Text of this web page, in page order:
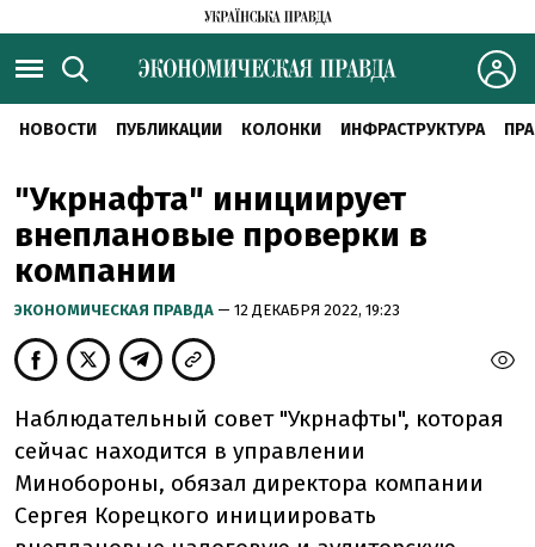
НОВОСТИ ПУБЛИКАЦИИ КОЛОНКИ ИНФРАСТРУКТУРА
"Укрнафта" инициирует
внеплановые проверки в
компании
ЭКОНОМИЧЕСКАЯ ПРАВДА — 12 ДЕКАБРЯ 2022, 19:23
Наблюдательный совет "Укрнафты", которая
сейчас находится в управлении
Минобороны, обязал директора компании
Сергея Корецкого инициировать